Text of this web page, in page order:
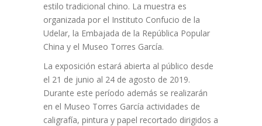
estilo tradicional chino. La muestra es
organizada por el Instituto Confucio de la
Udelar, la Embajada de la República Popular
China y el Museo Torres García.
La exposición estará abierta al público desde
el 21 de junio al 24 de agosto de 2019.
Durante este período además se realizarán
en el Museo Torres García actividades de
caligrafía, pintura y papel recortado dirigidos a